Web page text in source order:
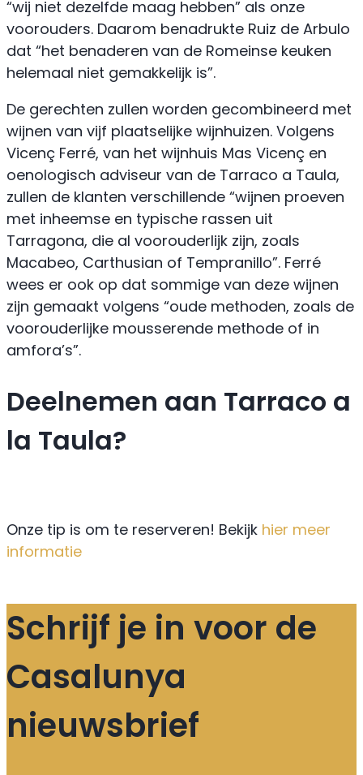
“wij niet dezelfde maag hebben” als onze
voorouders. Daarom benadrukte Ruiz de Arbulo
dat “het benaderen van de Romeinse keuken
helemaal niet gemakkelijk is”.
De gerechten zullen worden gecombineerd met
wijnen van vijf plaatselijke wijnhuizen. Volgens
Vicenç Ferré, van het wijnhuis Mas Vicenç en
oenologisch adviseur van de Tarraco a Taula,
zullen de klanten verschillende “wijnen proeven
met inheemse en typische rassen uit
Tarragona, die al voorouderlijk zijn, zoals
Macabeo, Carthusian of Tempranillo”. Ferré
wees er ook op dat sommige van deze wijnen
zijn gemaakt volgens “oude methoden, zoals de
voorouderlijke mousserende methode of in
amfora’s”.
Deelnemen aan Tarraco a
la Taula?
Onze tip is om te reserveren! Bekijk hier meer
informatie
Schrijf je in voor de
Casalunya
nieuwsbrief